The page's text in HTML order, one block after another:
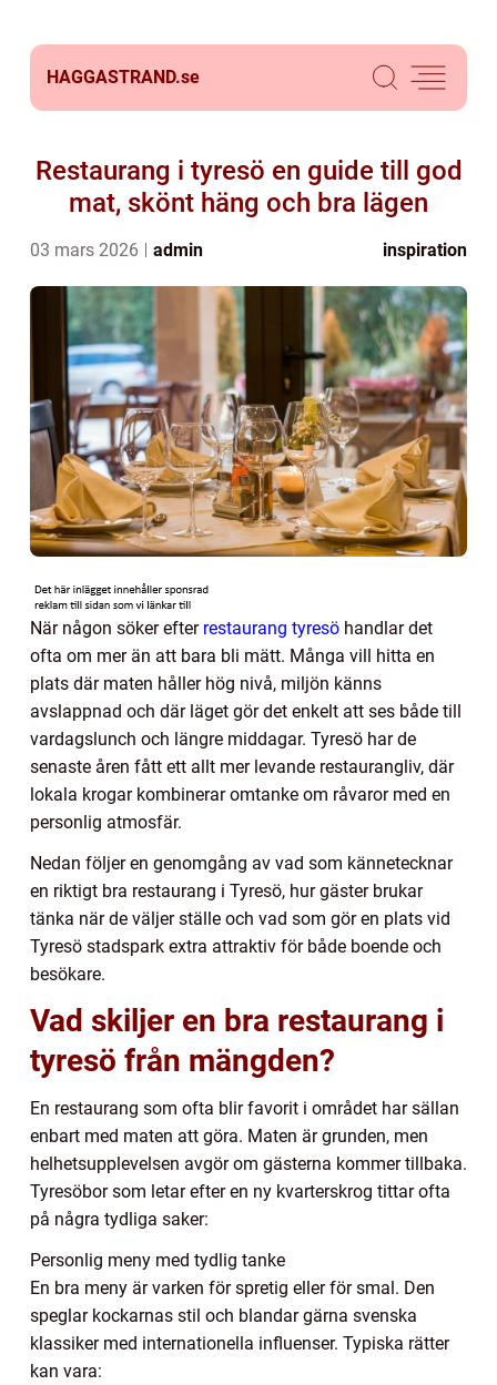
HAGGASTRAND.se
Restaurang i tyresö en guide till god
mat, skönt häng och bra lägen
03 mars 2026 admin inspiration
När någon söker efter restaurang tyresö handlar det
ofta om mer än att bara bli mätt. Många vill hitta en
plats där maten håller hög nivå, miljön känns
avslappnad och där läget gör det enkelt att ses både till
vardagslunch och längre middagar. Tyresö har de
senaste åren fått ett allt mer levande restaurangliv, där
lokala krogar kombinerar omtanke om råvaror med en
personlig atmosfär.
Nedan följer en genomgång av vad som kännetecknar
en riktigt bra restaurang i Tyresö, hur gäster brukar
tänka när de väljer ställe och vad som gör en plats vid
Tyresö stadspark extra attraktiv för både boende och
besökare.
Vad skiljer en bra restaurang i
tyresö från mängden?
En restaurang som ofta blir favorit i området har sällan
enbart med maten att göra. Maten är grunden, men
helhetsupplevelsen avgör om gästerna kommer tillbaka.
Tyresöbor som letar efter en ny kvarterskrog tittar ofta
på några tydliga saker:
Personlig meny med tydlig tanke
En bra meny är varken för spretig eller för smal. Den
speglar kockarnas stil och blandar gärna svenska
klassiker med internationella influenser. Typiska rätter
kan vara: